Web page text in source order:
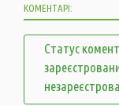
КОМЕНТАРІ:
Статус